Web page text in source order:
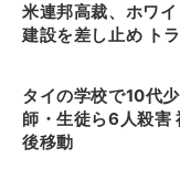
米連邦高裁、ホワ
建設を差し止め ト
タイの学校で10代
師・生徒ら6人殺害
後移動